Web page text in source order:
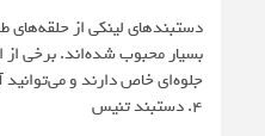
دستبندهای لینکی از
بسیار محبوب شده‌اند. برخی
جلوه‌ای خاص دارند و می‌توانید
4. دستبند تنیس